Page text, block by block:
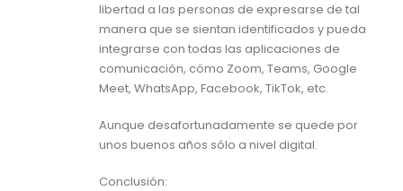
libertad a las personas de expresarse de tal
manera que se sientan identificados y pueda
integrarse con todas las aplicaciones de
comunicación, cómo Zoom, Teams, Google
Meet, WhatsApp, Facebook, TikTok, etc.
Aunque desafortunadamente se quede por
unos buenos años sólo a nivel digital.
Conclusión: